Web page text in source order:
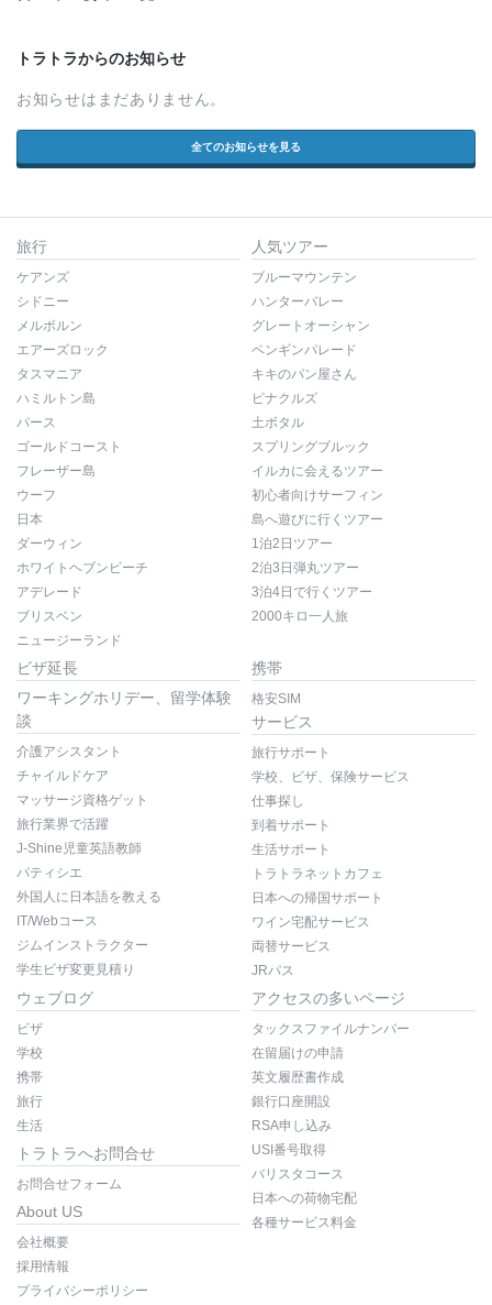
トラトラからのお知らせ
お知らせはまだありません。
全てのお知らせを見る
旅行
ケアンズ
シドニー
メルボルン
エアーズロック
タスマニア
ハミルトン島
パース
ゴールドコースト
フレーザー島
ウーフ
日本
ダーウィン
ホワイトヘブンビーチ
アデレード
ブリスベン
ニュージーランド
人気ツアー
ブルーマウンテン
ハンターバレー
グレートオーシャン
ペンギンパレード
キキのパン屋さん
ピナクルズ
土ボタル
スプリングブルック
イルカに会えるツアー
初心者向けサーフィン
島へ遊びに行くツアー
1泊2日ツアー
2泊3日弾丸ツアー
3泊4日で行くツアー
2000キロ一人旅
ビザ延長
ワーキングホリデー、留学体験
談
介護アシスタント
チャイルドケア
マッサージ資格ゲット
旅行業界で活躍
J-Shine児童英語教師
パティシエ
外国人に日本語を教える
IT/Webコース
ジムインストラクター
学生ビザ変更見積り
携帯
格安SIM
サービス
旅行サポート
学校、ビザ、保険サービス
仕事探し
到着サポート
生活サポート
トラトラネットカフェ
日本への帰国サポート
ワイン宅配サービス
両替サービス
JRパス
ウェブログ
ビザ
学校
携帯
旅行
生活
トラトラへお問合せ
お問合せフォーム
About US
会社概要
採用情報
プライバシーポリシー
アクセスの多いページ
タックスファイルナンバー
在留届けの申請
英文履歴書作成
銀行口座開設
RSA申し込み
USI番号取得
バリスタコース
日本への荷物宅配
各種サービス料金